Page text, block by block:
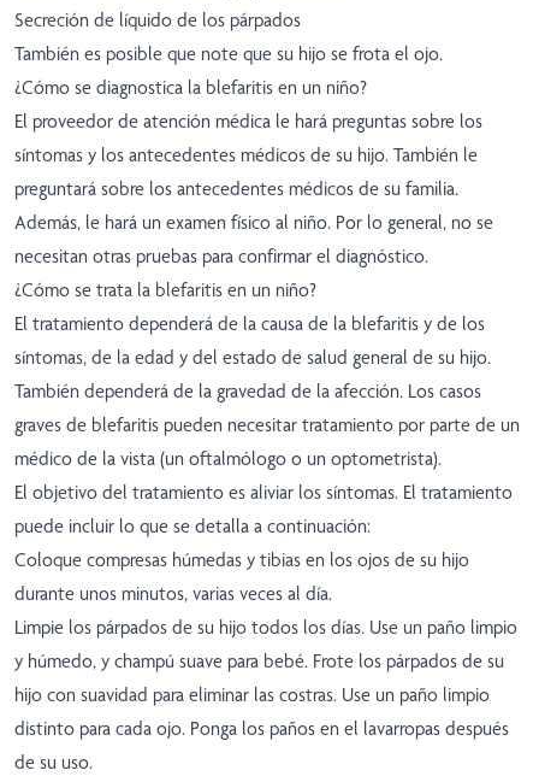
Secreción de líquido de los párpados
También es posible que note que su hijo se frota el ojo.
¿Cómo se diagnostica la blefaritis en un niño?
El proveedor de atención médica le hará preguntas sobre los
síntomas y los antecedentes médicos de su hijo. También le
preguntará sobre los antecedentes médicos de su familia.
Además, le hará un examen físico al niño. Por lo general, no se
necesitan otras pruebas para confirmar el diagnóstico.
¿Cómo se trata la blefaritis en un niño?
El tratamiento dependerá de la causa de la blefaritis y de los
síntomas, de la edad y del estado de salud general de su hijo.
También dependerá de la gravedad de la afección. Los casos
graves de blefaritis pueden necesitar tratamiento por parte de un
médico de la vista (un oftalmólogo o un optometrista).
El objetivo del tratamiento es aliviar los síntomas. El tratamiento
puede incluir lo que se detalla a continuación:
Coloque compresas húmedas y tibias en los ojos de su hijo
durante unos minutos, varias veces al día.
Limpie los párpados de su hijo todos los días. Use un paño limpio
y húmedo, y champú suave para bebé. Frote los párpados de su
hijo con suavidad para eliminar las costras. Use un paño limpio
distinto para cada ojo. Ponga los paños en el lavarropas después
de su uso.